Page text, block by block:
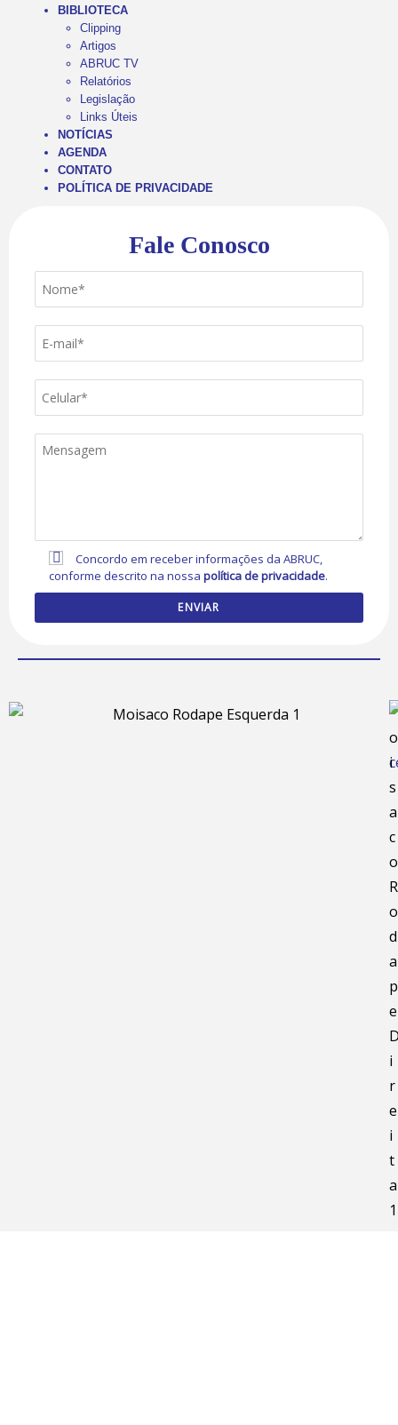
BIBLIOTECA
Clipping
Artigos
ABRUC TV
Relatórios
Legislação
Links Úteis
NOTÍCIAS
AGENDA
CONTATO
POLÍTICA DE PRIVACIDADE
Fale Conosco
Concordo em receber informações da ABRUC,
conforme descrito na nossapolítica de privacidade.